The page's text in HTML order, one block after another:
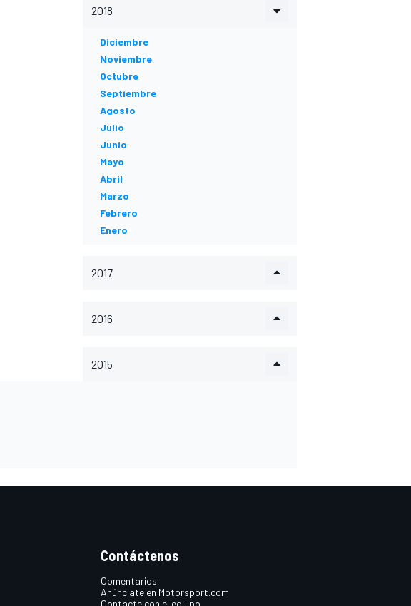
2018
Diciembre
Noviembre
Octubre
Septiembre
Agosto
Julio
Junio
Mayo
Abril
Marzo
Febrero
Enero
2017
2016
2015
Contáctenos
Comentarios
Anúnciate en Motorsport.com
Contacte con el equipo